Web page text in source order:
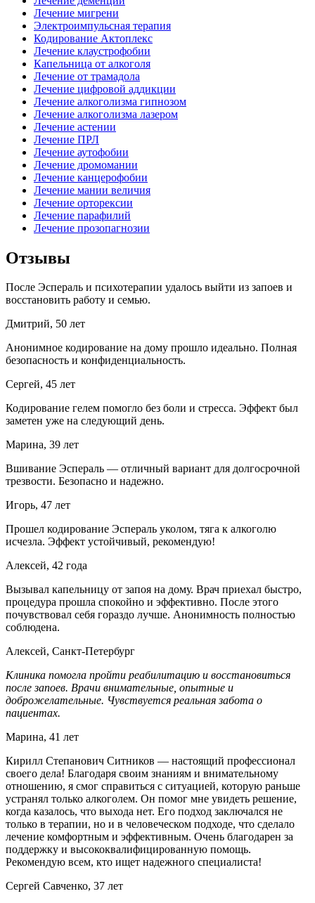
Лечение мигрени
Электроимпульсная терапия
Кодирование Актоплекс
Лечение клаустрофобии
Капельница от алкоголя
Лечение от трамадола
Лечение цифровой аддикции
Лечение алкоголизма гипнозом
Лечение алкоголизма лазером
Лечение астении
Лечение ПРЛ
Лечение аутофобии
Лечение дромомании
Лечение канцерофобии
Лечение мании величия
Лечение орторексии
Лечение парафилий
Лечение прозопагнозии
Отзывы
После Эспераль и психотерапии удалось выйти из запоев и
восстановить работу и семью.
Дмитрий, 50 лет
Анонимное кодирование на дому прошло идеально. Полная
безопасность и конфиденциальность.
Сергей, 45 лет
Кодирование гелем помогло без боли и стресса. Эффект был
заметен уже на следующий день.
Марина, 39 лет
Вшивание Эспераль — отличный вариант для долгосрочной
трезвости. Безопасно и надежно.
Игорь, 47 лет
Прошел кодирование Эспераль уколом, тяга к алкоголю
исчезла. Эффект устойчивый, рекомендую!
Алексей, 42 года
Вызывал капельницу от запоя на дому. Врач приехал быстро,
процедура прошла спокойно и эффективно. После этого
почувствовал себя гораздо лучше. Анонимность полностью
соблюдена.
Алексей, Санкт-Петербург
Клиника помогла пройти реабилитацию и восстановиться
после запоев. Врачи внимательные, опытные и
доброжелательные. Чувствуется реальная забота о
пациентах.
Марина, 41 лет
Кирилл Степанович Ситников — настоящий профессионал
своего дела! Благодаря своим знаниям и внимательному
отношению, я смог справиться с ситуацией, которую раньше
устранял только алкоголем. Он помог мне увидеть решение,
когда казалось, что выхода нет. Его подход заключался не
только в терапии, но и в человеческом подходе, что сделало
лечение комфортным и эффективным. Очень благодарен за
поддержку и высококвалифицированную помощь.
Рекомендую всем, кто ищет надежного специалиста!
Сергей Савченко, 37 лет